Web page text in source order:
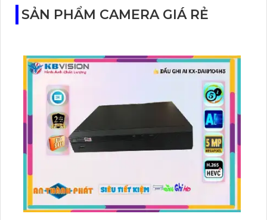
SẢN PHẨM CAMERA GIÁ RẺ